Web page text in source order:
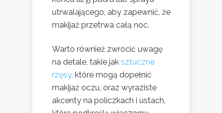
utrwalającego, aby zapewnić, że
makijaż przetrwa całą noc.
Warto również zwrócić uwagę
na detale, takie jak sztuczne
rzęsy, które mogą dopełnić
makijaż oczu, oraz wyraziste
akcenty na policzkach i ustach,